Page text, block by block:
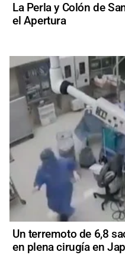
La Perla y Colón de
el Apertura
Un terremoto de 6,8
en plena cirugía en